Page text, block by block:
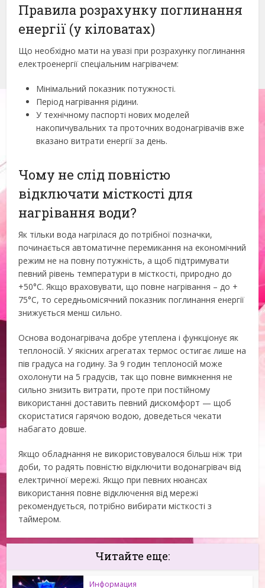
Правила розрахунку поглинання
енергії (у кіловатах)
Що необхідно мати на увазі при розрахунку поглинання
електроенергії спеціальним нагрівачем:
Мінімальний показник потужності.
Період нагрівання рідини.
У технічному паспорті нових моделей
накопичувальних та проточних водонагрівачів вже
вказано витрати енергії за день.
Чому не слід повністю
відключати місткості для
нагрівання води?
Як тільки вода нагрілася до потрібної позначки,
починається автоматичне перемикання на економічний
режим не на повну потужність, а щоб підтримувати
певний рівень температури в місткості, природно до
+50°С. Якщо враховувати, що повне нагрівання – до +
75°С, то середньомісячний показник поглинання енергії
знижується менш сильно.
Основа водонагрівача добре утеплена і функціонує як
теплоносій. У якісних агрегатах термос остигає лише на
пів градуса на годину. За 9 годин теплоносій може
охолонути на 5 градусів, так що повне вимкнення не
сильно знизить витрати, проте при постійному
використанні доставить певний дискомфорт — щоб
скористатися гарячою водою, доведеться чекати
набагато довше.
Якщо обладнання не використовувалося більш ніж три
доби, то радять повністю відключити водонагрівач від
електричної мережі. Якщо при певних нюансах
використання повне відключення від мережі
рекомендується, потрібно вибирати місткості з
таймером.
Читайте еще:
Информация